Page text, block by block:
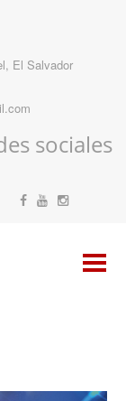
, El Salvador
sociales